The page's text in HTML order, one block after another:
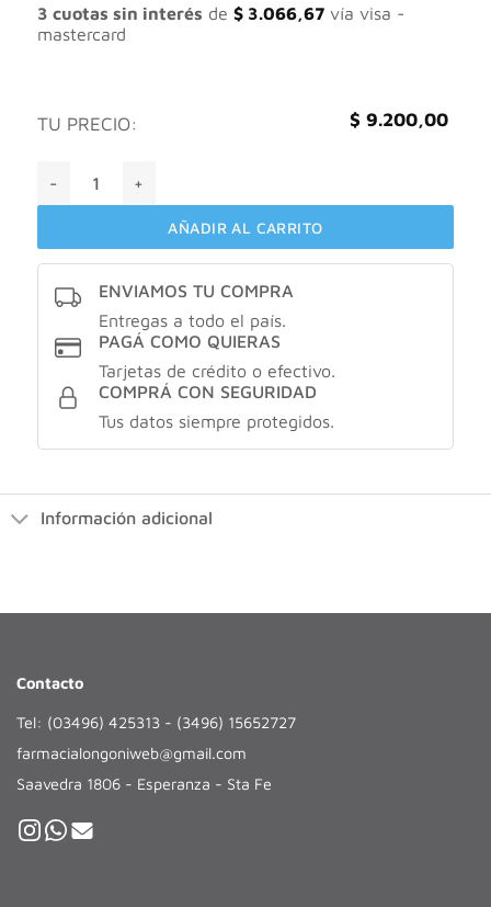
$ 11.500,00.
$ 9.200,00.
3 cuotas sin interés de $3.066,67vía visa -
mastercard
TU PRECIO: $ 9.200,00
AÑADIR AL CARRITO
ENVIAMOS TU COMPRA
Entregas a todo el país.
PAGÁ COMO QUIERAS
Tarjetas de crédito o efectivo.
COMPRÁ CON SEGURIDAD
Tus datos siempre protegidos.
Información adicional
Contacto
Tel: (03496) 425313 - (3496) 15652727
farmacialongoniweb@gmail.com
Saavedra 1806 - Esperanza - Sta Fe